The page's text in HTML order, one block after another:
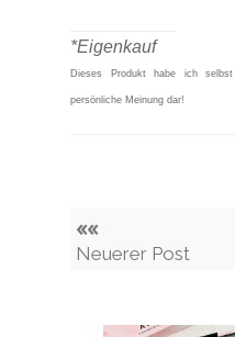
*Eigenkauf
Dieses Produkt habe ich
persönliche Meinung dar!
««
Neuerer Post